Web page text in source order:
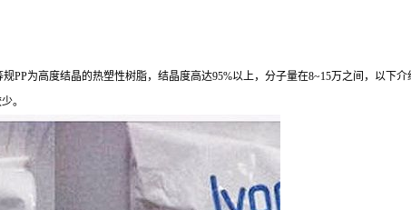
PP为高度结晶的热塑性树脂，结晶度高达95%以上，分子量在8~15万之间，以下介
。